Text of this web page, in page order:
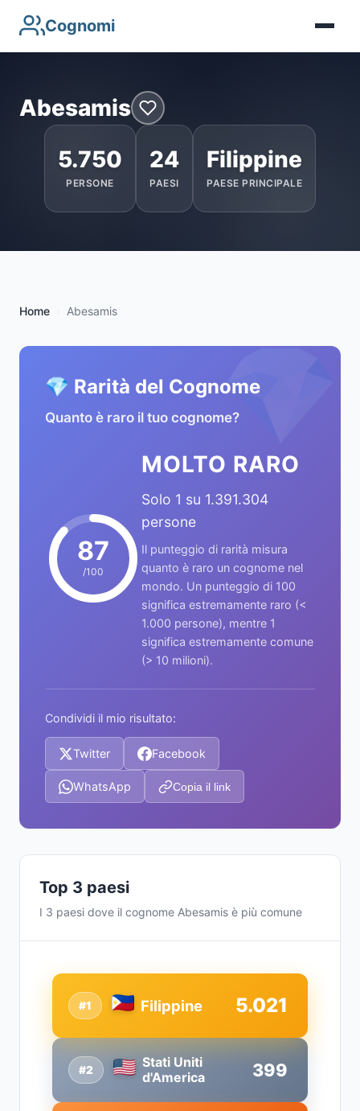
Cognomi
Abesamis
5.750
PERSONE
24
PAESI
Filippine
PAESE PRINCIPALE
Home Abesamis
💎
💎 Rarità del Cognome
Quanto è raro il tuo cognome?
87
/100
MOLTO RARO
Solo 1 su 1.391.304
persone
Il punteggio di rarità misura
quanto è raro un cognome nel
mondo. Un punteggio di 100
significa estremamente raro (<
1.000 persone), mentre 1
significa estremamente comune
(> 10 milioni).
Condividi il mio risultato:
Twitter Facebook
WhatsApp Copia il link
Top 3 paesi
I 3 paesi dove il cognome Abesamis è più comune
#2
Stati Uniti
d'America
399
#1 Filippine 5.021